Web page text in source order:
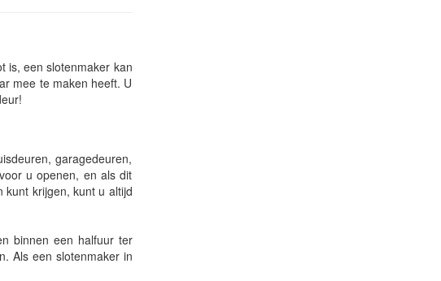
is, een slotenmaker kan
mee te maken heeft. U
garagedeuren,
u openen, en als dit
kunt krijgen, kunt u altijd
binnen een halfuur ter
Als een slotenmaker in